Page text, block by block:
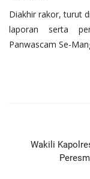
Diakhir rakor, turut
laporan serta
Panwascam Se-
Wakili